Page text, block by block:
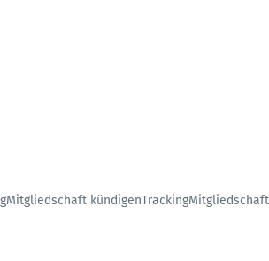
Mitgliedschaft kündigenTracking